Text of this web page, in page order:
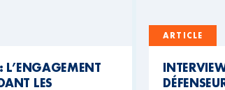
L’ENGAGEMENT
LES
ARTICLE